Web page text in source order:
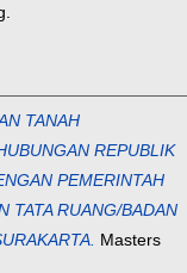
TANAH
REPUBLIK
PEMERINTAH
TATA RUANG/BADAN
Masters